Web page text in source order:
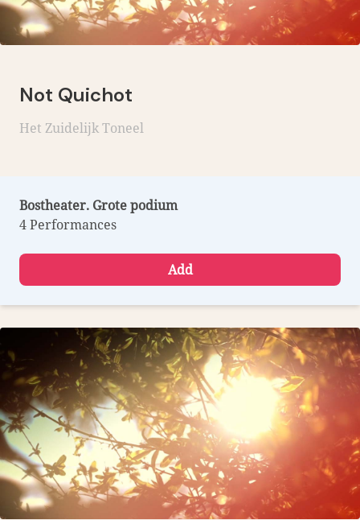
Not Quichot
Het Zuidelijk Toneel
Bostheater. Grote podium
4 Performances
Add